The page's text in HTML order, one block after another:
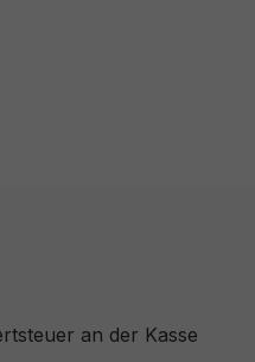
an der Kasse